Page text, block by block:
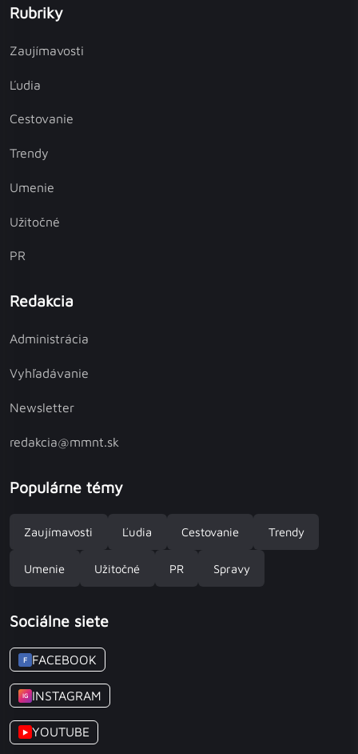
Rubriky
Zaujímavosti
Ľudia
Cestovanie
Trendy
Umenie
Užitočné
PR
Redakcia
Administrácia
Vyhľadávanie
Newsletter
redakcia@mmnt.sk
Populárne témy
Zaujímavosti Ľudia Cestovanie Trendy
Umenie Užitočné PR Spravy
Sociálne siete
F FACEBOOK
IG INSTAGRAM
▶ YOUTUBE